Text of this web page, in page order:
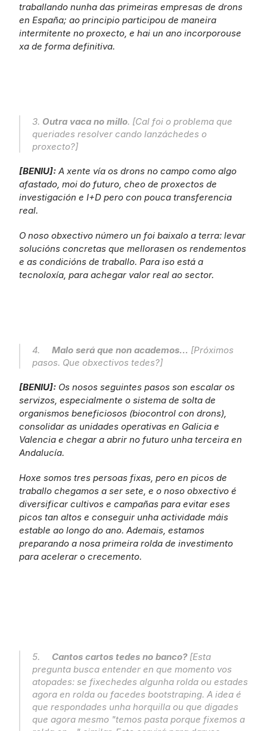
traballando nunha das primeiras empresas de drons
en España; ao principio participou de maneira
intermitente no proxecto, e hai un ano incorporouse
xa de forma definitiva.
3. Outra vaca no millo. [Cal foi o problema que
queriades resolver cando lanzáchedes o
proxecto?]
[BENIU]: A xente vía os drons no campo como algo
afastado, moi do futuro, cheo de proxectos de
investigación e I+D pero con pouca transferencia
real.
O noso obxectivo número un foi baixalo a terra: levar
solucións concretas que mellorasen os rendementos
e as condicións de traballo. Para iso está a
tecnoloxía, para achegar valor real ao sector.
4. Malo será que non academos... [Próximos
pasos. Que obxectivos tedes?]
[BENIU]: Os nosos seguintes pasos son escalar os
servizos, especialmente o sistema de solta de
organismos beneficiosos (biocontrol con drons),
consolidar as unidades operativas en Galicia e
Valencia e chegar a abrir no futuro unha terceira en
Andalucía.
Hoxe somos tres persoas fixas, pero en picos de
traballo chegamos a ser sete, e o noso obxectivo é
diversificar cultivos e campañas para evitar eses
picos tan altos e conseguir unha actividade máis
estable ao longo do ano. Ademais, estamos
preparando a nosa primeira rolda de investimento
para acelerar o crecemento.
5. Cantos cartos tedes no banco? [Esta
pregunta busca entender en que momento vos
atopades: se fixechedes algunha rolda ou estades
agora en rolda ou facedes bootstraping. A idea é
que respondades unha horquilla ou que digades
que agora mesmo "temos pasta porque fixemos a